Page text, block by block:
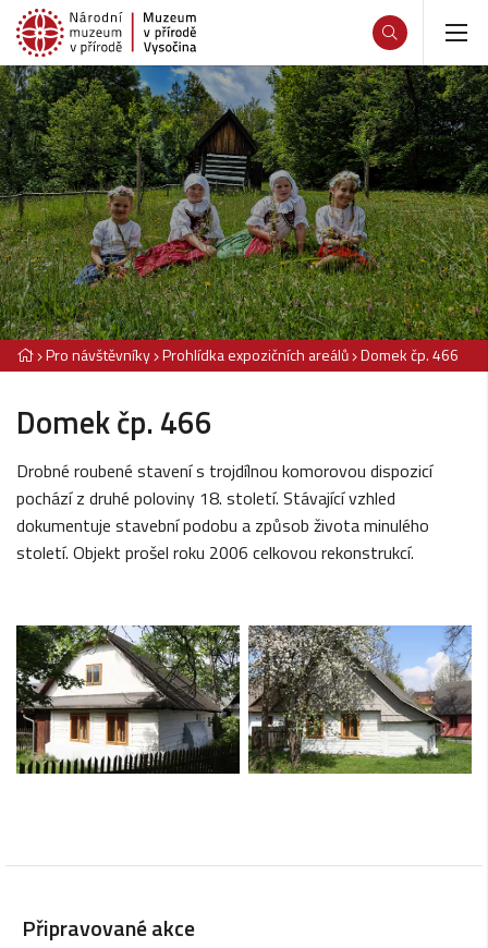
Pro návštěvníky Prohlídka expozičních areálů Domek čp. 466
Domek čp. 466
Drobné roubené stavení s trojdílnou komorovou dispozicí
pochází z druhé poloviny 18. století. Stávající vzhled
dokumentuje stavební podobu a způsob života minulého
století. Objekt prošel roku 2006 celkovou rekonstrukcí.
Připravované akce